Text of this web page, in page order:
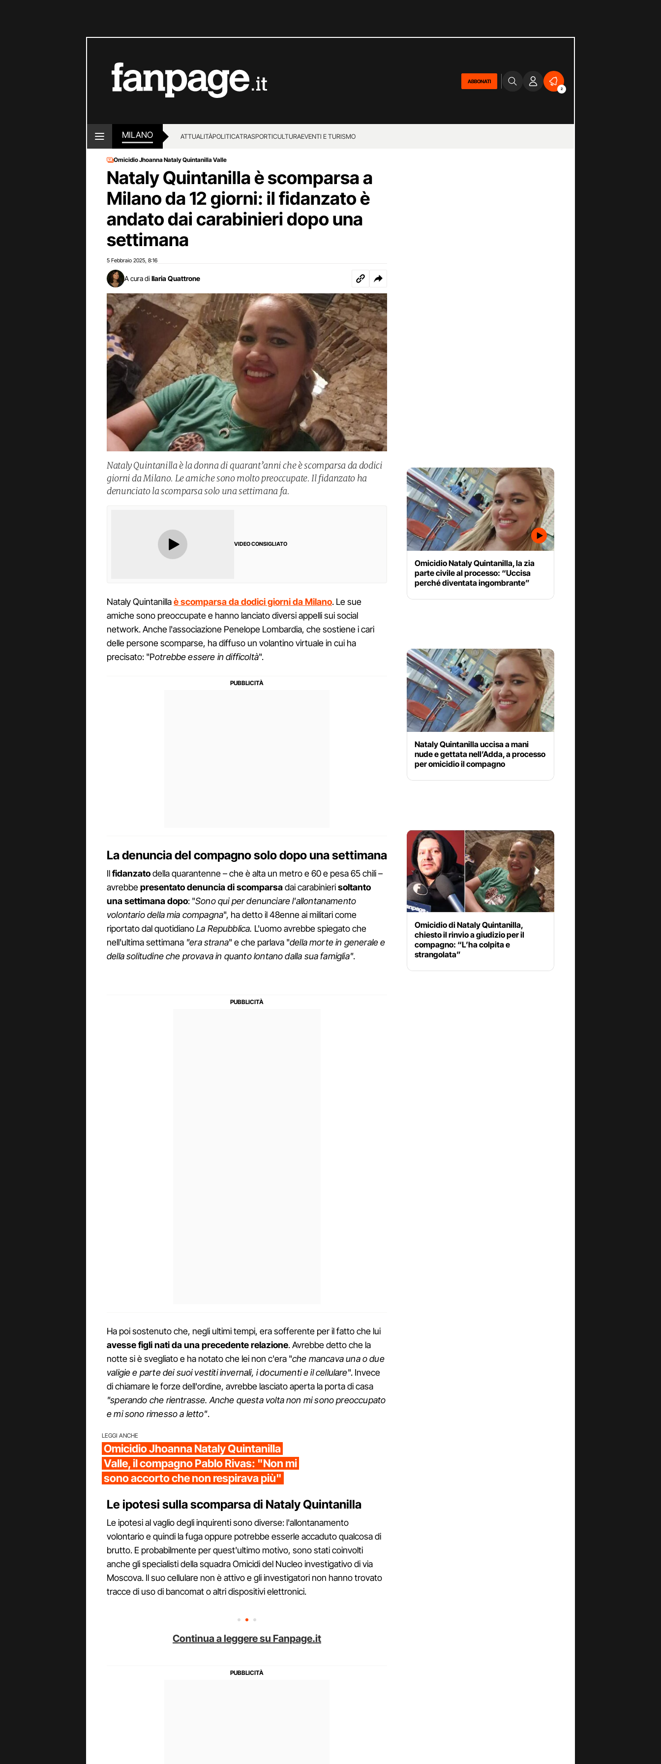
ABBONATI
2
MILANO ATTUALITÀPOLITICATRASPORTICULTURAEVENTI E TURISMO
Omicidio Jhoanna Nataly Quintanilla Valle
Nataly Quintanilla è scomparsa a
Milano da 12 giorni: il fidanzato è
andato dai carabinieri dopo una
settimana
5 Febbraio 2025 8:16
A cura di Ilaria Quattrone
Nataly Quintanilla è la donna di quarant’anni che è scomparsa da dodici
giorni da Milano. Le amiche sono molto preoccupate. Il fidanzato ha
denunciato la scomparsa solo una settimana fa.
VIDEO CONSIGLIATO
Nataly Quintanillaè scomparsa da dodici giorni da Milano. Le sue
amiche sono preoccupate e hanno lanciato diversi appelli sui social
network. Anche l'associazione Penelope Lombardia, che sostiene i cari
delle persone scomparse, ha diffuso un volantino virtuale in cui ha
precisato: "Potrebbe essere in difficoltà".
La denuncia del compagno solo dopo una settimana
Ilfidanzatodella quarantenne – che è alta un metro e 60 e pesa 65 chili –
avrebbepresentato denuncia di scomparsadai carabinierisoltanto
una settimana dopo: "Sono qui per denunciare l'allontanamento
volontario della mia compagna", ha detto il 48enne ai militari come
riportato dal quotidianoLa Repubblica. L'uomo avrebbe spiegato che
nell'ultima settimana "era strana" e che parlava "della morte in generale e
della solitudine che provava in quanto lontano dalla sua famiglia".
Ha poi sostenuto che, negli ultimi tempi, era sofferente per il fatto che lui
avesse figli nati da una precedente relazione. Avrebbe detto che la
notte si è svegliato e ha notato che lei non c'era "che mancava una o due
valigie e parte dei suoi vestiti invernali, i documenti e il cellulare". Invece
di chiamare le forze dell'ordine, avrebbe lasciato aperta la porta di casa
"sperando che rientrasse. Anche questa volta non mi sono preoccupato
e mi sono rimesso a letto".
LEGGI ANCHE
Omicidio Jhoanna Nataly Quintanilla
Valle, il compagno Pablo Rivas: "Non mi
sono accorto che non respirava più"
Le ipotesi sulla scomparsa di Nataly Quintanilla
Le ipotesi al vaglio degli inquirenti sono diverse: l'allontanamento
volontario e quindi la fuga oppure potrebbe esserle accaduto qualcosa di
brutto. E probabilmente per quest'ultimo motivo, sono stati coinvolti
anche gli specialisti della squadra Omicidi del Nucleo investigativo di via
Moscova. Il suo cellulare non è attivo e gli investigatori non hanno trovato
tracce di uso di bancomat o altri dispositivi elettronici.
Continua a leggere su Fanpage.it
Omicidio Nataly Quintanilla, la zia
parte civile al processo: “Uccisa
perché diventata ingombrante”
Nataly Quintanilla uccisa a mani
nude e gettata nell’Adda, a processo
per omicidio il compagno
Omicidio di Nataly Quintanilla,
chiesto il rinvio a giudizio per il
compagno: “L’ha colpita e
strangolata”